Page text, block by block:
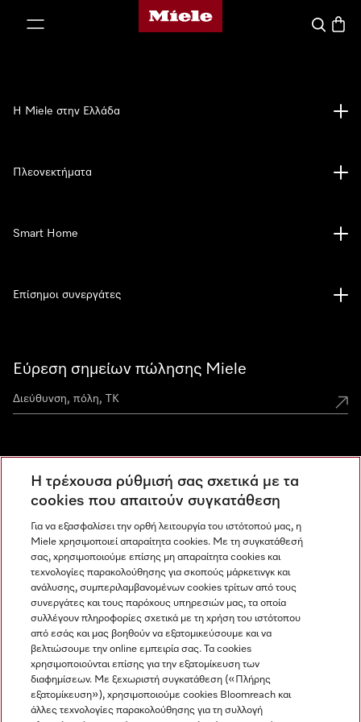
Αρχική σελίδα της Miele
Εύρεση σημείων πώλησης Miele
Ανακαλύψτε τα Miele Experience Center
Newsletter
Η Miele στην Ελλάδα
Πλεονεκτήματα
Smart Home
Επίσημοι συνεργάτες
Miele στο Instagram
Miele στο Facebook
Miele στο Youtube
Η τρέχουσα ρύθμισή σας σχετικά με τα
cookies που απαιτούν συγκατάθεση
Για να εξασφαλίσει την ορθή λειτουργία του ιστότοπού μας, η
Miele χρησιμοποιεί απαραίτητα cookies. Με τη συγκατάθεσή
σας, χρησιμοποιούμε επίσης μη απαραίτητα cookies και
τεχνολογίες παρακολούθησης για σκοπούς μάρκετινγκ και
ανάλυσης, συμπεριλαμβανομένων cookies τρίτων από τους
συνεργάτες και τους παρόχους υπηρεσιών μας, τα οποία
συλλέγουν πληροφορίες σχετικά με τη χρήση του ιστότοπου
από εσάς και μας βοηθούν να εξατομικεύσουμε και να
βελτιώσουμε την online εμπειρία σας. Τα cookies
χρησιμοποιούνται επίσης για την εξατομίκευση των
διαφημίσεων. Με ξεχωριστή συγκατάθεση («Πλήρης
εξατομίκευση»), χρησιμοποιούμε cookies Bloomreach και
άλλες τεχνολογίες παρακολούθησης για τη συλλογή